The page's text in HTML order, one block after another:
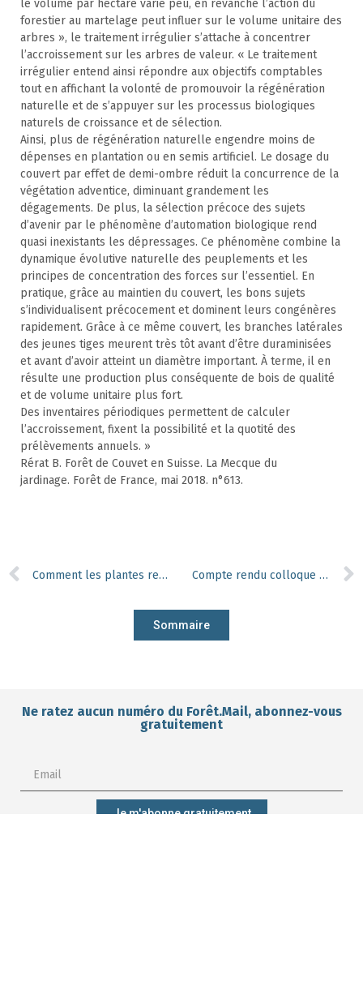
le volume par hectare varie peu, en revanche l’action du
forestier au martelage peut influer sur le volume unitaire des
arbres », le traitement irrégulier s’attache à concentrer
l’accroissement sur les arbres de valeur. « Le traitement
irrégulier entend ainsi répondre aux objectifs comptables
tout en affichant la volonté de promouvoir la régénération
naturelle et de s’appuyer sur les processus biologiques
naturels de croissance et de sélection.
Ainsi, plus de régénération naturelle engendre moins de
dépenses en plantation ou en semis artificiel. Le dosage du
couvert par effet de demi-ombre réduit la concurrence de la
végétation adventice, diminuant grandement les
dégagements. De plus, la sélection précoce des sujets
d’avenir par le phénomène d’automation biologique rend
quasi inexistants les dépressages. Ce phénomène combine la
dynamique évolutive naturelle des peuplements et les
principes de concentration des forces sur l’essentiel. En
pratique, grâce au maintien du couvert, les bons sujets
s’individualisent précocement et dominent leurs congénères
rapidement. Grâce à ce même couvert, les branches latérales
des jeunes tiges meurent très tôt avant d’être duraminisées
et avant d’avoir atteint un diamètre important. À terme, il en
résulte une production plus conséquente de bois de qualité
et de volume unitaire plus fort.
Des inventaires périodiques permettent de calculer
l’accroissement, fixent la possibilité et la quotité des
prélèvements annuels. »
Rérat B. Forêt de Couvet en Suisse. La Mecque du
jardinage. Forêt de France, mai 2018. n°613.
Comment les plantes ressentent-elles la gravité ? Compte rendu colloque « Entre dynamiques et mutations, quelles voies pour la forêt et le bois ? »
Sommaire
Ne ratez aucun numéro du Forêt.Mail, abonnez-vous
gratuitement
Je m'abonne gratuitement